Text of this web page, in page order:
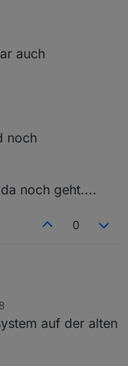
auch
noch
noch geht....
0
auf der alten